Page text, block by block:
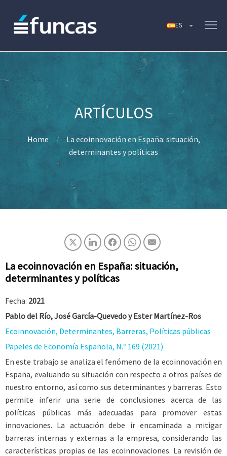
Home
La ecoinnovación en España: situación,
determinantes y políticas
La ecoinnovación en España: situación,
determinantes y políticas
Fecha: 2021
Pablo del Río, José García-Quevedo y Ester Martínez-Ros
Ecoinnovación, Determinantes, Barreras, Políticas públicas
Papeles de Economía Española, N.º 169 (2021)
En este trabajo se analiza el fenómeno de la ecoinnovación en
España, evaluando su situación con respecto a otros países de
nuestro entorno, así como sus determinantes y barreras. Esto
permite inferir una serie de conclusiones acerca de las
políticas públicas más adecuadas para promover estas
innovaciones. La actuación debe ir encaminada a mitigar
barreras internas y externas a la empresa, considerando las
características propias de las ecoinnovaciones. La revisión de